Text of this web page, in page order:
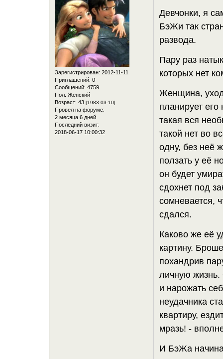
Зарегистрирован: 2012-11-11
Приглашений: 0
Сообщений: 4759
Пол: Женский
Возраст: 43 [1983-03-10]
Провел на форуме:
2 месяца 6 дней
Последний визит:
2018-06-17 10:00:32
Девчонки, я
БэЖи так
развода.
Пару раз
которых нет
Женщина,
планирует
такая вся
такой нет во
одну, без неё
ползать у её
он будет
сдохнет под
сомневается,
сдался.
Каково же её
картину.
похандрив
личную жизнь.
и нарожать
неудачника
квартиру,
мразь! -
И БэЖа